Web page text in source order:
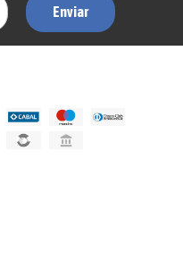
Enviar